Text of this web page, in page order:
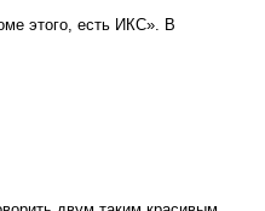
этого, есть ИКС». В